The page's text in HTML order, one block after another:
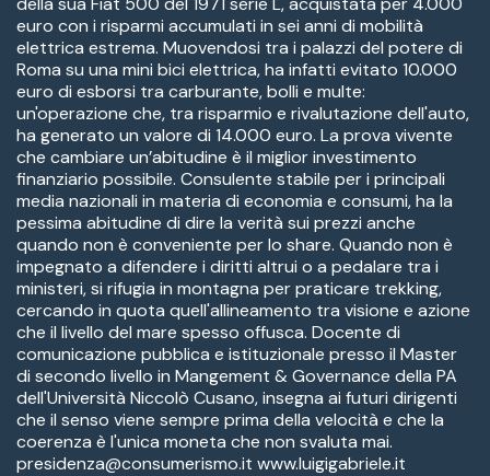
euro con i risparmi accumulati in sei anni di mobilità
elettrica estrema. Muovendosi tra i palazzi del potere di
Roma su una mini bici elettrica, ha infatti evitato 10.000
euro di esborsi tra carburante, bolli e multe:
un'operazione che, tra risparmio e rivalutazione dell'auto,
ha generato un valore di 14.000 euro. La prova vivente
che cambiare un’abitudine è il miglior investimento
finanziario possibile. Consulente stabile per i principali
media nazionali in materia di economia e consumi, ha la
pessima abitudine di dire la verità sui prezzi anche
quando non è conveniente per lo share. Quando non è
impegnato a difendere i diritti altrui o a pedalare tra i
ministeri, si rifugia in montagna per praticare trekking,
cercando in quota quell'allineamento tra visione e azione
che il livello del mare spesso offusca. Docente di
comunicazione pubblica e istituzionale presso il Master
di secondo livello in Mangement & Governance della PA
dell'Università Niccolò Cusano, insegna ai futuri dirigenti
che il senso viene sempre prima della velocità e che la
coerenza è l'unica moneta che non svaluta mai.
presidenza@consumerismo.it www.luigigabriele.it